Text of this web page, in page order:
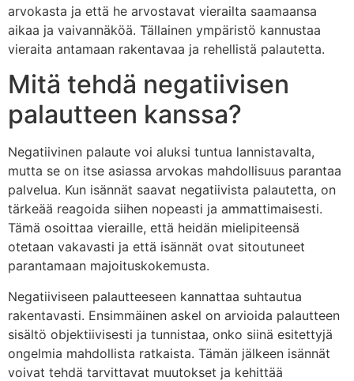
arvokasta ja että he arvostavat vierailta saamaansa
aikaa ja vaivannäköä. Tällainen ympäristö kannustaa
vieraita antamaan rakentavaa ja rehellistä palautetta.
Mitä tehdä negatiivisen
palautteen kanssa?
Negatiivinen palaute voi aluksi tuntua lannistavalta,
mutta se on itse asiassa arvokas mahdollisuus parantaa
palvelua. Kun isännät saavat negatiivista palautetta, on
tärkeää reagoida siihen nopeasti ja ammattimaisesti.
Tämä osoittaa vieraille, että heidän mielipiteensä
otetaan vakavasti ja että isännät ovat sitoutuneet
parantamaan majoituskokemusta.
Negatiiviseen palautteeseen kannattaa suhtautua
rakentavasti. Ensimmäinen askel on arvioida palautteen
sisältö objektiivisesti ja tunnistaa, onko siinä esitettyjä
ongelmia mahdollista ratkaista. Tämän jälkeen isännät
voivat tehdä tarvittavat muutokset ja kehittää